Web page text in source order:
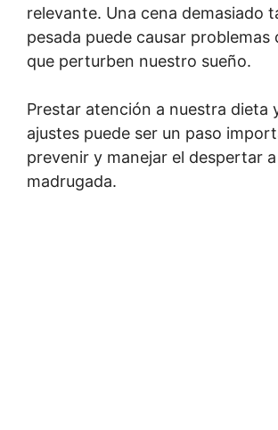
relevante. Una cena demasiado
pesada puede causar problemas
que perturben nuestro sueño.
Prestar atención a nuestra dieta
ajustes puede ser un paso
prevenir y manejar el despertar
madrugada.